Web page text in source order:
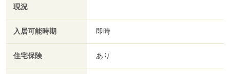
現況
入居可能時期 即時
住宅保険 あり